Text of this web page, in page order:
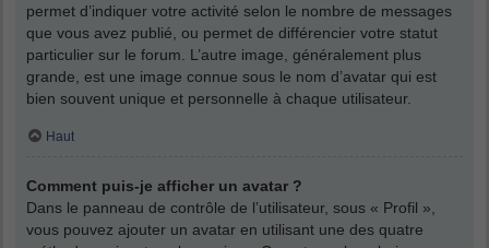
permet d’indiquer votre activité selon le nombre de messages
que vous avez publié, ou permet de différencier votre statut
particulier sur le forum. L’autre image, généralement plus
grande, est une image connue sous le nom d’avatar qui est
bien souvent unique et personnelle à chaque utilisateur.
Haut
Comment puis-je afficher un avatar ?
Dans le panneau de contrôle de l’utilisateur, sous « Profil »,
vous pouvez ajouter un avatar en utilisant une des quatre